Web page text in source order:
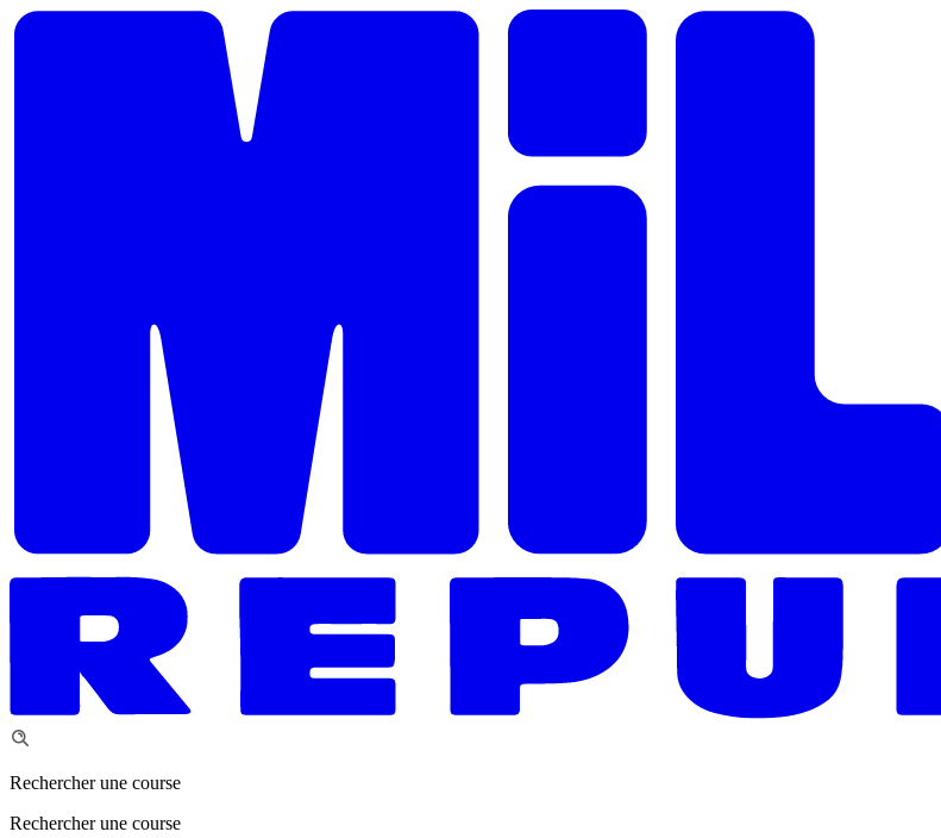
Rechercher une course
Rechercher une course